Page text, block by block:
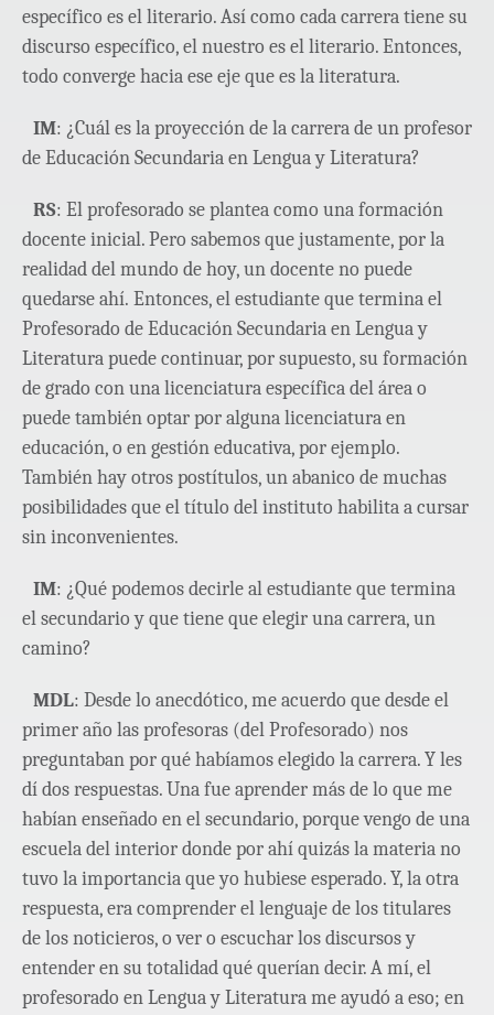
específico es el literario. Así como cada carrera tiene su
discurso específico, el nuestro es el literario. Entonces,
todo converge hacia ese eje que es la literatura.
IM: ¿Cuál es la proyección de la carrera de un profesor
de Educación Secundaria en Lengua y Literatura?
RS: El profesorado se plantea como una formación
docente inicial. Pero sabemos que justamente, por la
realidad del mundo de hoy, un docente no puede
quedarse ahí. Entonces, el estudiante que termina el
Profesorado de Educación Secundaria en Lengua y
Literatura puede continuar, por supuesto, su formación
de grado con una licenciatura específica del área o
puede también optar por alguna licenciatura en
educación, o en gestión educativa, por ejemplo.
También hay otros postítulos, un abanico de muchas
posibilidades que el título del instituto habilita a cursar
sin inconvenientes.
IM: ¿Qué podemos decirle al estudiante que termina
el secundario y que tiene que elegir una carrera, un
camino?
MDL: Desde lo anecdótico, me acuerdo que desde el
primer año las profesoras (del Profesorado) nos
preguntaban por qué habíamos elegido la carrera. Y les
dí dos respuestas. Una fue aprender más de lo que me
habían enseñado en el secundario, porque vengo de una
escuela del interior donde por ahí quizás la materia no
tuvo la importancia que yo hubiese esperado. Y, la otra
respuesta, era comprender el lenguaje de los titulares
de los noticieros, o ver o escuchar los discursos y
entender en su totalidad qué querían decir. A mí, el
profesorado en Lengua y Literatura me ayudó a eso; en